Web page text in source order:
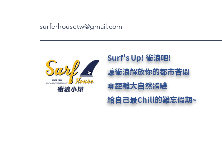
surferhousetw@gmail.com
Surf's Up! 衝浪吧!
讓衝浪解放你的都市苦悶
零距離大自然體驗
給自己最Chill的難忘假期~